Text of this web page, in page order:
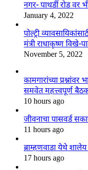
नगर- पाथर्डी रोड
January 4, 2022
पोल्ट्री
मंत्री राधाकृष्ण विखे-
November 5, 2022
कामगारांच्या प्रश्नांवर
समवेत महत्त्वपूर्ण
10 hours ago
जीवनाचा पासवर्ड
11 hours ago
ब्राम्हणवाडा येथे
17 hours ago